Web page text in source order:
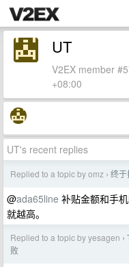
UT
V2EX member
+08:00
UT's recent replies
Replied to a topic by omz › 终
@ada65line 补贴金额和手
就越高。
Replied to a topic by yesagen ›
败